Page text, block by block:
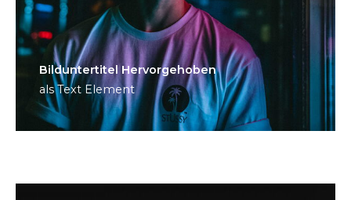
Bild­unter­titel Hervorgehoben
als Text Element